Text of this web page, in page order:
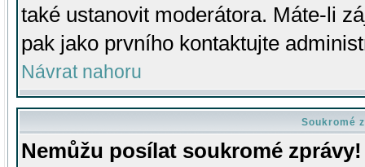
také ustanovit moderátora. Máte-li
pak jako prvního kontaktujte
Návrat nahoru
Soukromé
Nemůžu posílat soukromé zprávy!